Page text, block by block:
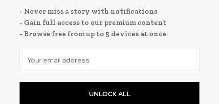
- Never miss a story with notifications
- Gain full access to our premium content
- Browse free from up to 5 devices at once
UNLOCK ALL